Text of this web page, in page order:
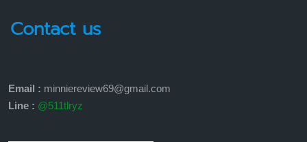
Contact us
Email : minniereview69@gmail.com
Line : @511tlryz